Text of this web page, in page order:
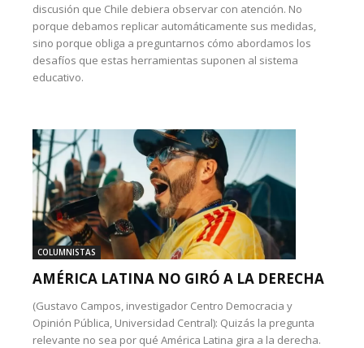
discusión que Chile debiera observar con atención. No
porque debamos replicar automáticamente sus medidas,
sino porque obliga a preguntarnos cómo abordamos los
desafíos que estas herramientas suponen al sistema
educativo.
COLUMNISTAS
AMÉRICA LATINA NO GIRÓ A LA DERECHA
(Gustavo Campos, investigador Centro Democracia y
Opinión Pública, Universidad Central): Quizás la pregunta
relevante no sea por qué América Latina gira a la derecha.